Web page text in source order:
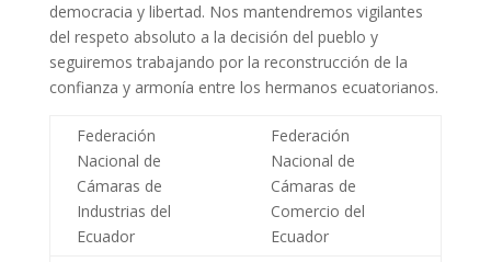
democracia y libertad. Nos mantendremos vigilantes
del respeto absoluto a la decisión del pueblo y
seguiremos trabajando por la reconstrucción de la
confianza y armonía entre los hermanos ecuatorianos.
Federación
Nacional de
Cámaras de
Industrias del
Ecuador
Federación
Nacional de
Cámaras de
Comercio del
Ecuador